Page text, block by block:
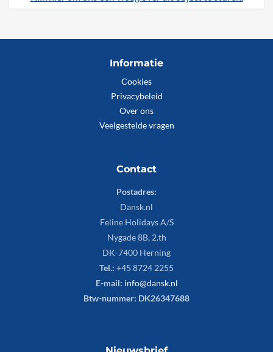
Informatie
Cookies
Privacybeleid
Over ons
Veelgestelde vragen
Contact
Postadres:
Dansk.nl
Feline Holidays A/S
Nygade 8B, 2.th
DK-7400 Herning
Tel.: +45 8724 2255
E-mail: info@dansk.nl
Btw-nummer: DK26347688